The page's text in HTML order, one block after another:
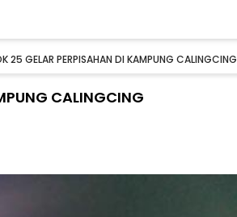
25 GELAR PERPISAHAN DI KAMPUNG CALINGCING
CALINGCING